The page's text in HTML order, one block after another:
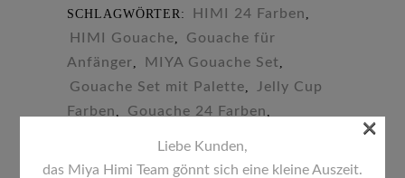
Farben
quantity
SCHLAGWÖRTER: HIMI 24 Farben ,
HIMI Gouache,
Gouache für
Anfänger, MIYA Gouache Set,
Gouache Set mit Palette,
Jelly Cup
Farben , Gouache 24 Farben ,
Liebe Kunden,
das Miya Himi Team gönnt sich eine kleine Auszeit.
×